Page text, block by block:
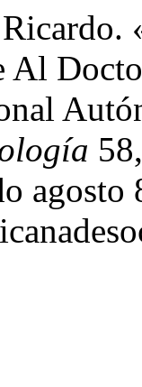
Al
agosto